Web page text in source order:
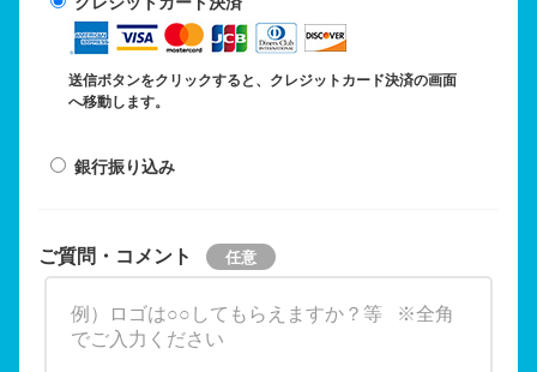
送信ボタンをクリックすると、クレジットカード決済の画面
へ移動します。
銀行振り込み
ご質問・コメント